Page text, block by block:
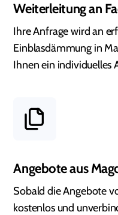
Weiterleitung an
Ihre Anfrage wird an
Einblasdämmung in
Ihnen ein individuelles
Angebote aus
Sobald die Angebote
kostenlos und